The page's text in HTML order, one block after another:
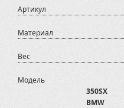
Артикул
Материал
Вес
Модель
350SX
BMW